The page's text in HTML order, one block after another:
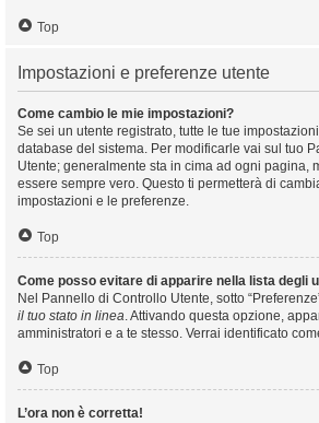
Top
Impostazioni e preferenze utente
Come cambio le mie impostazioni?
Se sei un utente registrato, tutte le tue
database del sistema. Per modificarle vai sul tuo
Utente; generalmente sta in cima ad ogni pagina,
essere sempre vero. Questo ti permetterà di
impostazioni e le preferenze.
Top
Come posso evitare di apparire nella lista degli
Nel Pannello di Controllo Utente, sotto
il tuo stato in linea. Attivando questa opzione,
amministratori e a te stesso. Verrai identificato
Top
L’ora non è corretta!